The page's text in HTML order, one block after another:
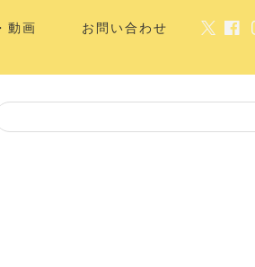
動画 お問い合わせ